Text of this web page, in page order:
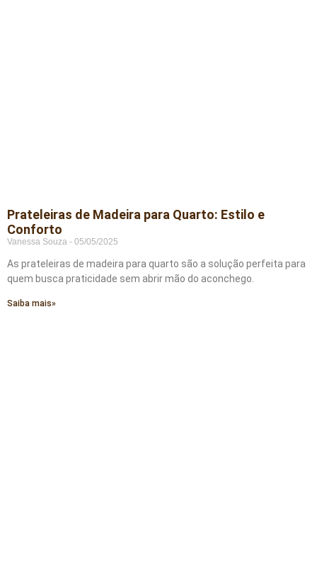
Prateleiras de Madeira para Quarto: Estilo e
Conforto
Vanessa Souza 05/05/2025
As prateleiras de madeira para quarto são a solução perfeita para
quem busca praticidade sem abrir mão do aconchego.
Saiba mais»